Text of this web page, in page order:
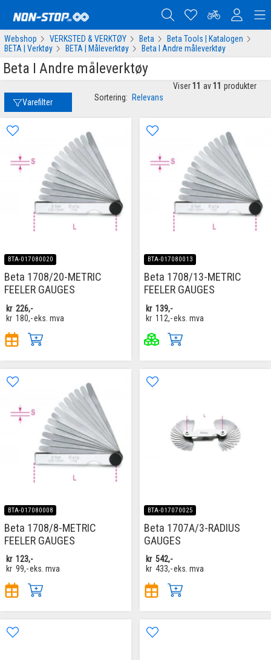
Webshop VERKSTED & VERKTØY Beta
Beta Tools | Katalogen
BETA | Verktøy
BETA | Måleverktøy Beta I Andre måleverktøy
Beta I Andre måleverktøy
Varefilter Sortering: Relevans
Viser 11 av 11 produkter
BTA-017080020
Beta 1708/20-METRIC
FEELER GAUGES
kr 226,-
kr 180,-eks. mva
BTA-017080013
Beta 1708/13-METRIC
FEELER GAUGES
kr 139,-
kr 112,-eks. mva
BTA-017080008
Beta 1708/8-METRIC
FEELER GAUGES
kr 123,-
kr 99,-eks. mva
BTA-017070025
Beta 1707A/3-RADIUS
GAUGES
kr 542,-
kr 433,-eks. mva